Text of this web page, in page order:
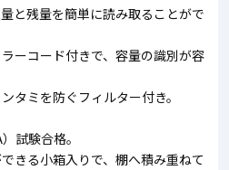
と残量を簡単に読み取ることがで
ーコード付きで、容量の識別が容
タミを防ぐフィルター付き。
試験合格。
きる小箱入りで、棚へ積み重ねて